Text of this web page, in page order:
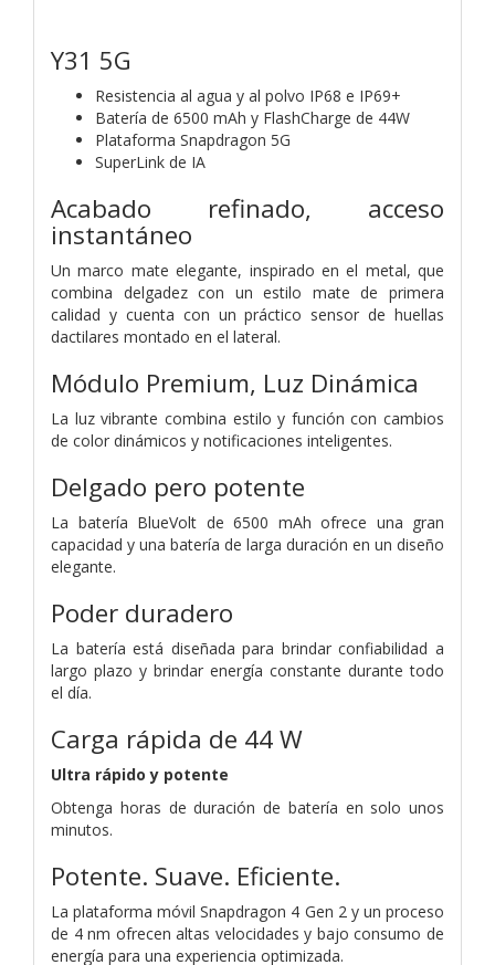
Y31 5G
Resistencia al agua y al polvo IP68 e IP69+
Batería de 6500 mAh y FlashCharge de 44W
Plataforma Snapdragon 5G
SuperLink de IA
Acabado refinado, acceso
instantáneo
Un marco mate elegante, inspirado en el metal, que
combina delgadez con un estilo mate de primera
calidad y cuenta con un práctico sensor de huellas
dactilares montado en el lateral.
Módulo Premium, Luz Dinámica
La luz vibrante combina estilo y función con cambios
de color dinámicos y notificaciones inteligentes.
Delgado pero potente
La batería BlueVolt de 6500 mAh ofrece una gran
capacidad y una batería de larga duración en un diseño
elegante.
Poder duradero
La batería está diseñada para brindar confiabilidad a
largo plazo y brindar energía constante durante todo
el día.
Carga rápida de 44 W
Ultra rápido y potente
Obtenga horas de duración de batería en solo unos
minutos.
Potente. Suave. Eficiente.
La plataforma móvil Snapdragon 4 Gen 2 y un proceso
de 4 nm ofrecen altas velocidades y bajo consumo de
energía para una experiencia optimizada.